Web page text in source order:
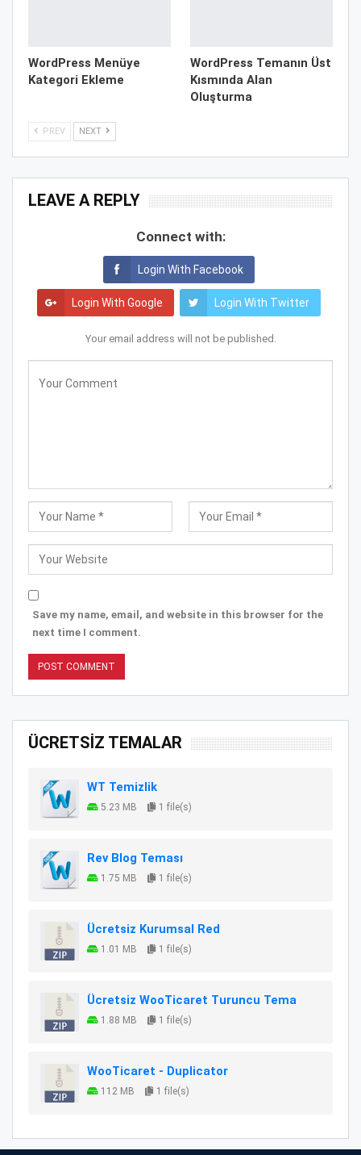
WordPress Menüye
Kategori Ekleme
WordPress Temanın Üst
Kısmında Alan
Oluşturma
PREV NEXT
LEAVE A REPLY
Connect with:
Login With Facebook
Login With Google Login With Twitter
Your email address will not be published.
Save my name, email, and website in this browser for the
next time I comment.
ÜCRETSİZ TEMALAR
WT Temizlik
5.23 MB 1 file(s)
Rev Blog Teması
1.75 MB 1 file(s)
Ücretsiz Kurumsal Red
1.01 MB 1 file(s)
Ücretsiz WooTicaret Turuncu Tema
1.88 MB 1 file(s)
WooTicaret - Duplicator
112 MB 1 file(s)